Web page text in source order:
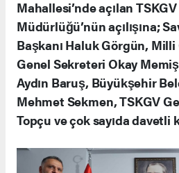
Mahallesi’nde açılan
Müdürlüğü’nün açılışına;
Başkanı Haluk Görgün,
Genel Sekreteri Okay
Aydın Baruş, Büyükşehir
Mehmet Sekmen, TSKGV
Topçu ve çok sayıda davetli